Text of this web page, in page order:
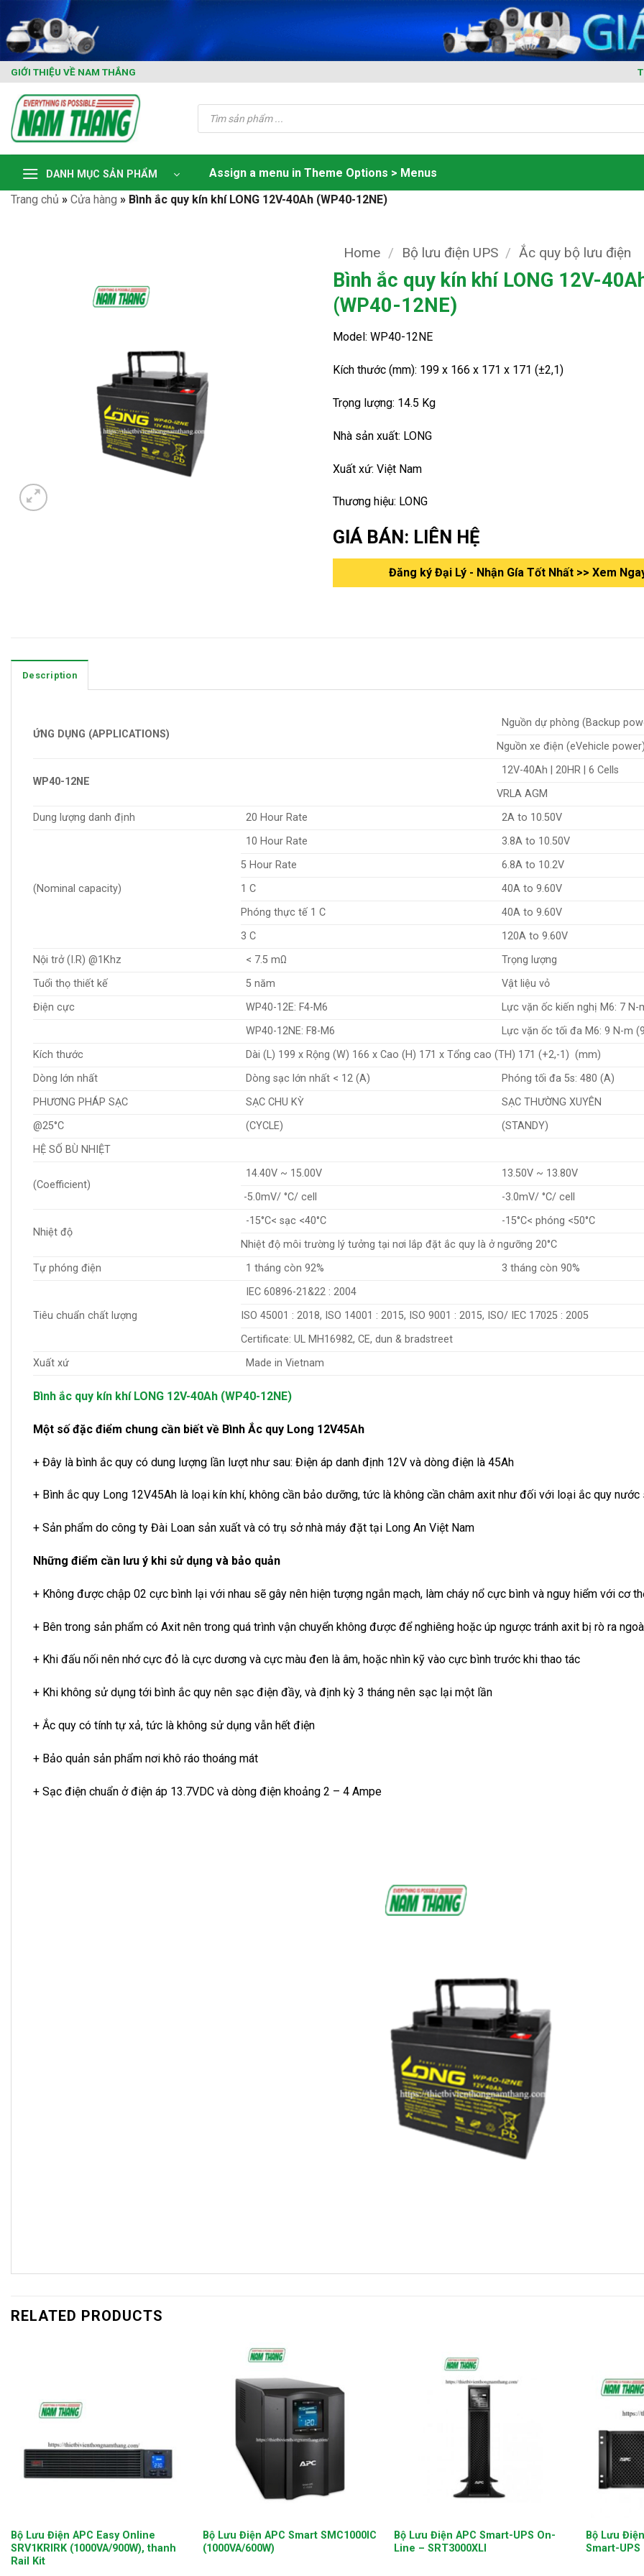
content
GIỚI THIỆU VỀ NAM THẮNG
Tìm
kiếm
phẩm
DANH MỤC SẢN PHẨM
Assign a menu in Theme Options > Menus
Trang chủ » Cửa hàng » Bình ắc quy kín khí LONG 12V-40Ah (WP40-12NE)
Home / Bộ lưu điện UPS / Ắc quy bộ lưu điện
Bình ắc quy kín khí LONG 12V-
(WP40-12NE)
Model: WP40-12NE
Kích thước (mm): 199 x 166 x 171 x 171 (±2,1)
Trọng lượng: 14.5 Kg
Nhà sản xuất: LONG
Xuất xứ: Việt Nam
Thương hiệu: LONG
GIÁ BÁN: LIÊN HỆ
Đăng ký Đại Lý - Nhận Gía Tốt Nhất >> Xem
Description
ỨNG DỤNG (APPLICATIONS)
Nguồn dự phòng (Backup
Nguồn xe điện (eVehicle
WP40-12NE
12V-40Ah | 20HR | 6 Cells
VRLA AGM
Dung lượng danh định
20 Hour Rate 2A to 10.50V
(Nominal capacity)
10 Hour Rate
3.8A to 10.50V
5 Hour Rate
6.8A to 10.2V
1 C
40A to 9.60V
Phóng thực tế 1 C
40A to 9.60V
3 C
120A to 9.60V
Nội trở (I.R) @1Khz
< 7.5 mΩ
Trọng lượng
Tuổi thọ thiết kế
5 năm
Vật liệu vỏ
Điện cực
WP40-12E: F4-M6
Lực vặn ốc kiến nghị M6: 7
WP40-12NE: F8-M6
Lực vặn ốc tối đa M6: 9 N-m
Kích thước
Dài (L) 199 x Rộng (W) 166 x Cao (H) 171 x Tổng cao (TH) 171 (+2,-1) (mm)
Dòng lớn nhất
Dòng sạc lớn nhất < 12 (A)
Phóng tối đa 5s: 480 (A)
PHƯƠNG PHÁP SẠC
SẠC CHU KỲ
SẠC THƯỜNG XUYÊN
@25°C
(CYCLE)
(STANDY)
HỆ SỐ BÙ NHIỆT
(Coefficient)
14.40V ~ 15.00V
13.50V ~ 13.80V
-5.0mV/ °C/ cell
-3.0mV/ °C/ cell
Nhiệt độ
-15°C< sạc <40°C
-15°C< phóng <50°C
Nhiệt độ môi trường lý tưởng tại nơi lắp đặt ắc quy là ở ngưỡng 20°C
Tự phóng điện
1 tháng còn 92% 3 tháng còn 90%
Tiêu chuẩn chất lượng
IEC 60896-21&22 : 2004
ISO 45001 : 2018, ISO 14001 : 2015, ISO 9001 : 2015, ISO/ IEC 17025 : 2005
Certificate: UL MH16982, CE, dun & bradstreet
Xuất xứ
Made in Vietnam
Bình ắc quy kín khí LONG 12V-40Ah (WP40-12NE)
Một số đặc điểm chung cần biết về Bình Ắc quy Long 12V45Ah
+ Đây là bình ắc quy có dung lượng lần lượt như sau: Điện áp danh định 12V và dòng điện là 45Ah
+ Bình ắc quy Long 12V45Ah là loại kín khí, không cần bảo dưỡng, tức là không cần châm axit như đối với loại ắc quy nước
+ Sản phẩm do công ty Đài Loan sản xuất và có trụ sở nhà máy đặt tại Long An Việt Nam
Những điểm cần lưu ý khi sử dụng và bảo quản
+ Không được chập 02 cực bình lại với nhau sẽ gây nên hiện tượng ngắn mạch, làm cháy nổ cực bình và nguy hiểm với cơ
+ Bên trong sản phẩm có Axit nên trong quá trình vận chuyển không được để nghiêng hoặc úp ngược tránh axit bị rò ra
+ Khi đấu nối nên nhớ cực đỏ là cực dương và cực màu đen là âm, hoặc nhìn kỹ vào cực bình trước khi thao tác
+ Khi không sử dụng tới bình ắc quy nên sạc điện đầy, và định kỳ 3 tháng nên sạc lại một lần
+ Ắc quy có tính tự xả, tức là không sử dụng vẫn hết điện
+ Bảo quản sản phẩm nơi khô ráo thoáng mát
+ Sạc điện chuẩn ở điện áp 13.7VDC và dòng điện khoảng 2 – 4 Ampe
RELATED PRODUCTS
Bộ Lưu Điện APC Easy Online
SRV1KRIRK (1000VA/900W), thanh
Rail Kit
Bộ Lưu Điện APC Smart SMC1000IC
(1000VA/600W)
Bộ Lưu Điện APC Smart-UPS On-
Line – SRT3000XLI
Bộ Lưu
Smart-UPS